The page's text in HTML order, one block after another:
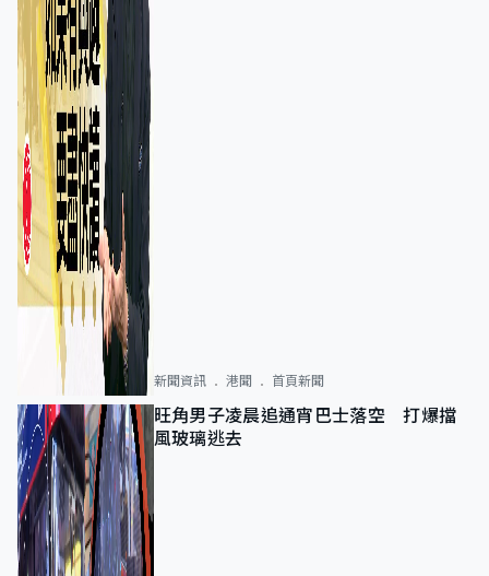
新聞資訊 港聞 首頁新聞
旺角男子凌晨追通宵巴士落空 打爆擋
風玻璃逃去